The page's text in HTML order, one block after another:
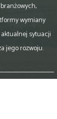
wymiany
sytuacji
jego rozwoju.